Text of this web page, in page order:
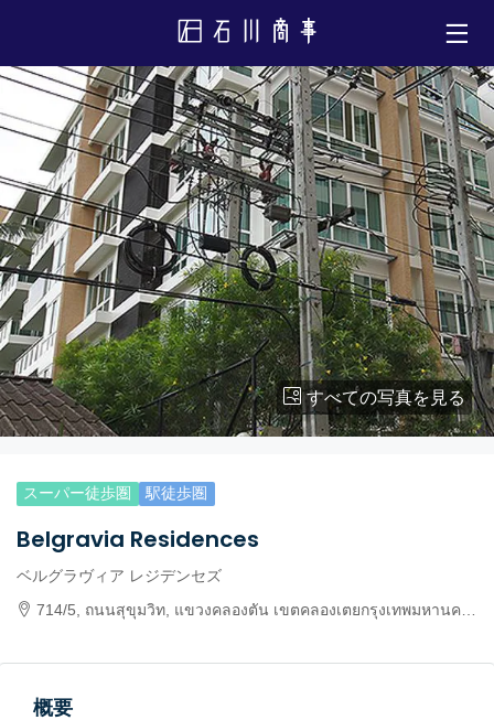
すべての写真を見る
スーパー徒歩圏 駅徒歩圏
Belgravia Residences
ベルグラヴィア レジデンセズ
714/5, ถนนสุขุมวิท, แขวงคลองตัน เขตคลองเตยกรุงเทพมหานคร, 10110 Khwaeng Khlong Tan, Khet Khlong Toei, Krung Thep Maha Nakhon 10110, Thailand
概要